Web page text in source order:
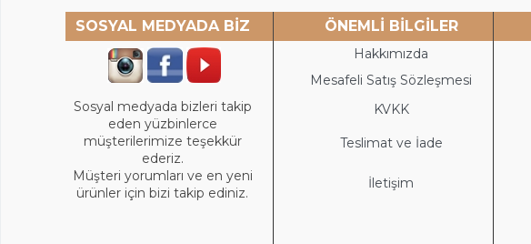
SOSYAL MEDYADA BİZ ÖNEMLİ BİLGİLER
Hakkımızda
Mesafeli Satış Sözleşmesi
Sosyal medyada bizleri takip
eden yüzbinlerce
müşterilerimize teşekkür
ederiz.
Müşteri yorumları ve en yeni
ürünler için bizi takip ediniz.
KVKK
Teslimat ve İade
İletişim